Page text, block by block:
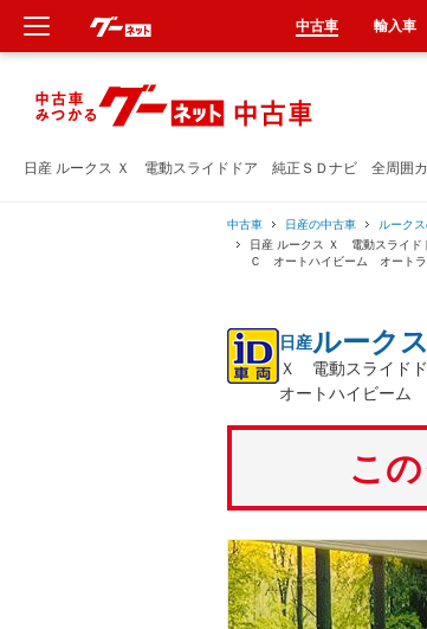
日産 ルークス Ｘ 電動スライドドア 純正ＳＤナビ 全周囲カ
中古車 日産の中古車 ルーク
日産 ルークス Ｘ 電動スライ
Ｃ オートハイビーム オート
日産ルークス
Ｘ 電動スライド
オートハイビーム
こ
中古車 輸入車
新車
中古車